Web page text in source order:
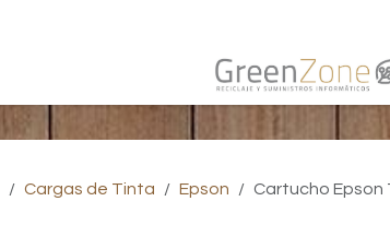
Cargas de Tinta Epson Cartucho Epson